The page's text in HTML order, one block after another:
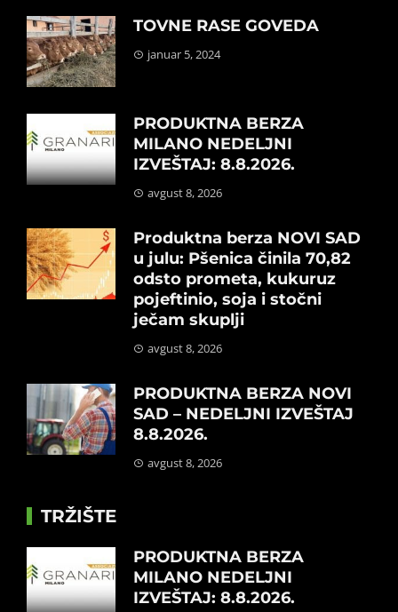
TOVNE RASE GOVEDA
januar 5, 2024
PRODUKTNA BERZA
MILANO NEDELJNI
IZVEŠTAJ: 8.8.2026.
avgust 8, 2026
Produktna berza NOVI SAD
u julu: Pšenica činila 70,82
odsto prometa, kukuruz
pojeftinio, soja i stočni
ječam skuplji
avgust 8, 2026
PRODUKTNA BERZA NOVI
SAD – NEDELJNI IZVEŠTAJ
8.8.2026.
avgust 8, 2026
TRŽIŠTE
PRODUKTNA BERZA
MILANO NEDELJNI
IZVEŠTAJ: 8.8.2026.